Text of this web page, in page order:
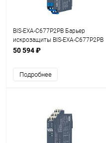
BIS-EXA-C677P2PB Барьер
искрозащиты BIS-EXA-C677P2PB
1/2хFI
50 594 ₽
Подробнее